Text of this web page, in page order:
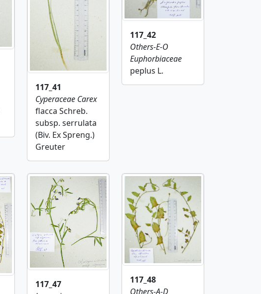
117_41
Cyperaceae Carex
flacca Schreb.
subsp. serrulata
(Biv. Ex Spreng.)
Greuter
117_42
Others-E-O
Euphorbiaceae
peplus L.
117_47
117_48
Others-A-D